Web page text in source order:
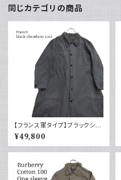
同じカテゴリの商品
【フランス軍タイプ】ブラックシャ
ンブレーコート トップボタン 40
～50s
¥49,800